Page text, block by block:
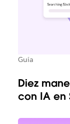
Guía
Diez
con IA en